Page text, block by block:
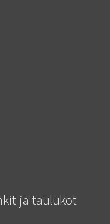
ja taulukot